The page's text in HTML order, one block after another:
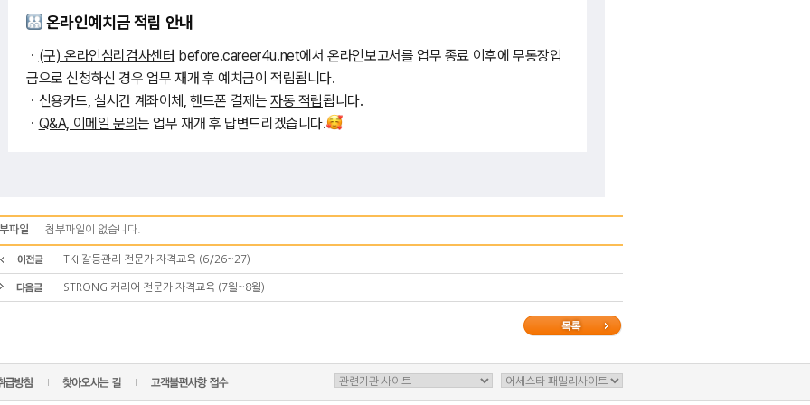
온라인예치금 적립 안내
ㆍ (구) 온라인심리검사센터 before.career4u.net에서 온라인보고서를 업무 종료 이후에 무통장입
금으로 신청하신 경우 업무 재개 후 예치금이 적립됩니다.
ㆍ신용카드, 실시간 계좌이체, 핸드폰 결제는 자동 적립됩니다.
ㆍ Q&A, 이메일 문의는 업무 재개 후 답변드리겠습니다.
파일 첨부파일이 없습니다.
TKI 갈등관리 전문가 자격교육 (6/26~27)
STRONG 커리어 전문가 자격교육 (7월~8월)